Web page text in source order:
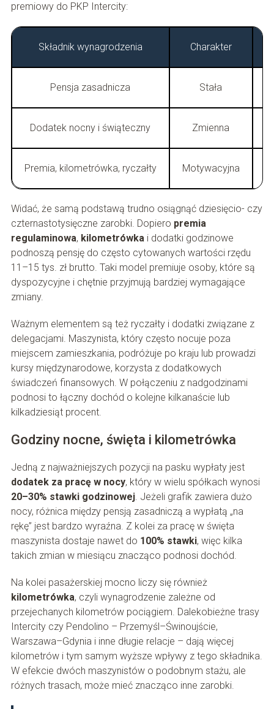
premiowy do PKP Intercity:
Składnik wynagrodzenia Charakter
Pensja zasadnicza Stała
Dodatek nocny i świąteczny Zmienna
Premia, kilometrówka, ryczałty Motywacyjna
Widać, że samą podstawą trudno osiągnąć dziesięcio- czy
czternastotysięczne zarobki. Dopiero premia
regulaminowa, kilometrówkai dodatki godzinowe
podnoszą pensję do często cytowanych wartości rzędu
11–15 tys. zł brutto. Taki model premiuje osoby, które są
dyspozycyjne i chętnie przyjmują bardziej wymagające
zmiany.
Ważnym elementem są też ryczałty i dodatki związane z
delegacjami. Maszynista, który często nocuje poza
miejscem zamieszkania, podróżuje po kraju lub prowadzi
kursy międzynarodowe, korzysta z dodatkowych
świadczeń finansowych. W połączeniu z nadgodzinami
podnosi to łączny dochód o kolejne kilkanaście lub
kilkadziesiąt procent.
Godziny nocne, święta i kilometrówka
Jedną z najważniejszych pozycji na pasku wypłaty jest
dodatek za pracę w nocy, który w wielu spółkach wynosi
20–30% stawki godzinowej. Jeżeli grafik zawiera dużo
nocy, różnica między pensją zasadniczą a wypłatą „na
rękę” jest bardzo wyraźna. Z kolei za pracę w święta
maszynista dostaje nawet do 100% stawki, więc kilka
takich zmian w miesiącu znacząco podnosi dochód.
Na kolei pasażerskiej mocno liczy się również
kilometrówka, czyli wynagrodzenie zależne od
przejechanych kilometrów pociągiem. Dalekobieżne trasy
Intercity czy Pendolino – Przemyśl–Świnoujście,
Warszawa–Gdynia i inne długie relacje – dają więcej
kilometrów i tym samym wyższe wpływy z tego składnika.
W efekcie dwóch maszynistów o podobnym stażu, ale
różnych trasach, może mieć znacząco inne zarobki.